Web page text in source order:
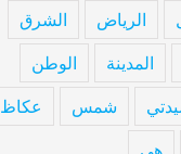
الرياض الشرق
المدينة الوطن
شمس عكاظ
هي